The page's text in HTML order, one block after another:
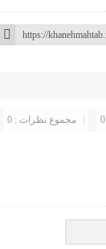
مجموع نظرات : 0